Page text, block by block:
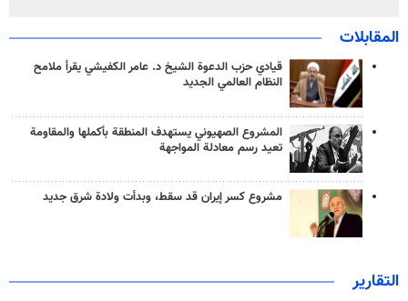
المقابلات
قيادي حزب الدعوة الشيخ د. عامر الكفيشي يقرأ ملامح
النظام العالمي الجديد
المشروع الصهيوني يستهدف المنطقة بأكملها والمقاومة
تعيد رسم معادلة المواجهة
مشروع كسر إيران قد سقط، وبدأت ولادة شرق جديد
التقارير